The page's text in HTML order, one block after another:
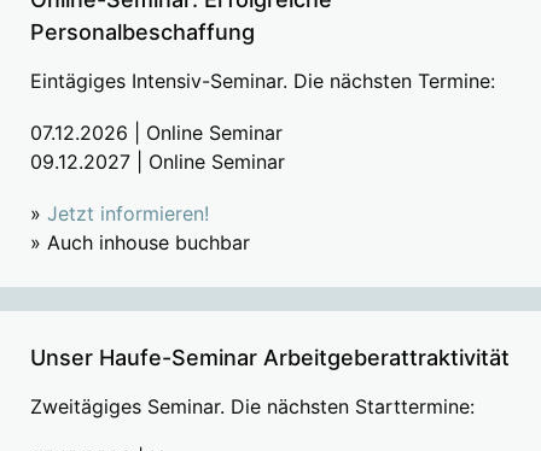
Personalbeschaffung
Eintägiges Intensiv-Seminar. Die nächsten Termine:
07.12.2026 | Online Seminar
09.12.2027 | Online Seminar
» Jetzt informieren!
» Auch inhouse buchbar
Unser Haufe-Seminar Arbeitgeberattraktivität
Zweitägiges Seminar. Die nächsten Starttermine: